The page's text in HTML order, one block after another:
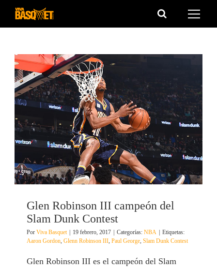
Saltar
Glen Robinson III campeón del
Slam Dunk Contest
Por Viva Basquet 19 febrero, 2017 Categorías: NBA
Etiquetas:
Aaron Gordon, Glenn Robinson III, Paul George, Slam Dunk Contest
Glen Robinson III es el campeón del Slam